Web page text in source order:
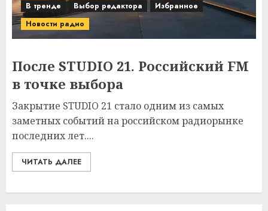
В тренде Выбор редактора
Избранное
Новости радио
После STUDIO 21. Российский FM
в точке выбора
Закрытие STUDIO 21 стало одним из самых
заметных событий на российском радиорынке
последних лет....
ЧИТАТЬ ДАЛЕЕ